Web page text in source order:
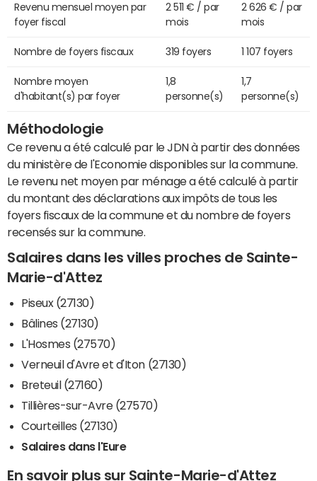
Revenu mensuel moyen par
foyer fiscal
2 511 € / par
mois
2 626 € / par
mois
Nombre de foyers fiscaux 319 foyers 1 107 foyers
Nombre moyen
d'habitant(s) par foyer
1,8
personne(s)
1,7
personne(s)
Méthodologie
Ce revenu a été calculé par le JDN à partir des données
du ministère de l'Economie disponibles sur la commune.
Le revenu net moyen par ménage a été calculé à partir
du montant des déclarations aux impôts de tous les
foyers fiscaux de la commune et du nombre de foyers
recensés sur la commune.
Salaires dans les villes proches de Sainte-
Marie-d'Attez
Piseux (27130)
Bâlines (27130)
L'Hosmes (27570)
Verneuil d'Avre et d'Iton (27130)
Breteuil (27160)
Tillières-sur-Avre (27570)
Courteilles (27130)
Salaires dans l'Eure
En savoir plus sur Sainte-Marie-d'Attez